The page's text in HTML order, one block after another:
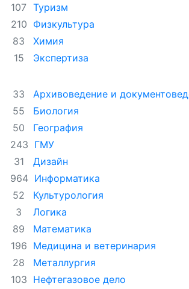
107 Туризм
210 Физкультура
83
Химия
15
Экспертиза
33
Архивоведение и
55
Биология
50
География
243 ГМУ
31
Дизайн
964 Информатика
52
Культурология
3
Логика
89
Математика
196 Медицина и ветеринария
28
Металлургия
103 Нефтегазовое дело